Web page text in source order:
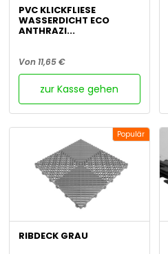
PVC KLICKFLIESE
WASSERDICHT ECO
ANTHRAZI...
Von 11,65 €
zur Kasse gehen
Populär
RIBDECK GRAU